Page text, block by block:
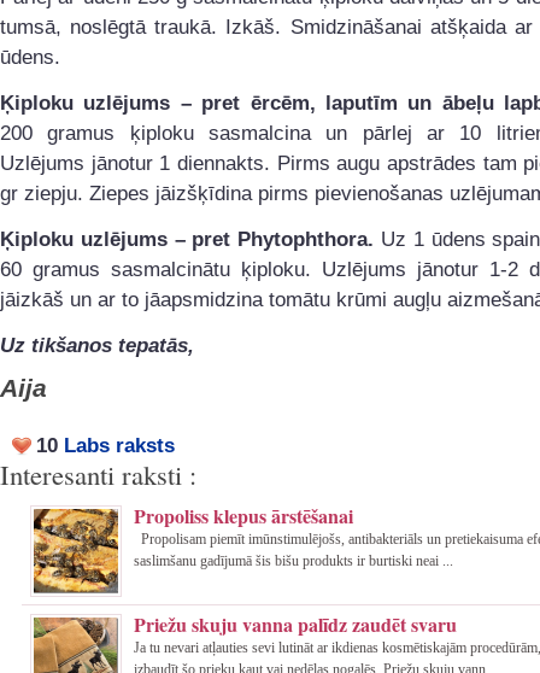
tumsā, noslēgtā traukā. Izkāš. Smidzināšanai atšķaida
ūdens.
Ķiploku uzlējums – pret ērcēm, laputīm un ābeļu
200 gramus ķiploku sasmalcina un pārlej ar 10
Uzlējums jānotur 1 diennakts. Pirms augu apstrādes tam
gr ziepju. Ziepes jāizšķīdina pirms pievienošanas
Ķiploku uzlējums – pret Phytophthora. Uz 1 ūdens
60 gramus sasmalcinātu ķiploku. Uzlējums jānotur 1-2
jāizkāš un ar to jāapsmidzina tomātu krūmi augļu
Uz tikšanos tepatās,
Aija
10 Labs raksts
Interesanti raksti :
Propoliss klepus ārstēšanai
Propolisam piemīt imūnstimulējošs, antibakteriāls un pretiekaisuma
saslimšanu gadījumā šis bišu produkts ir burtiski neai ...
Priežu skuju vanna palīdz zaudēt svaru
Ja tu nevari atļauties sevi lutināt ar ikdienas kosmētiskajām